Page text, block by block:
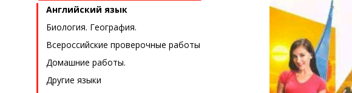
Английский язык
Биология. География.
Всероссийские проверочные работы
Домашние работы.
Другие языки